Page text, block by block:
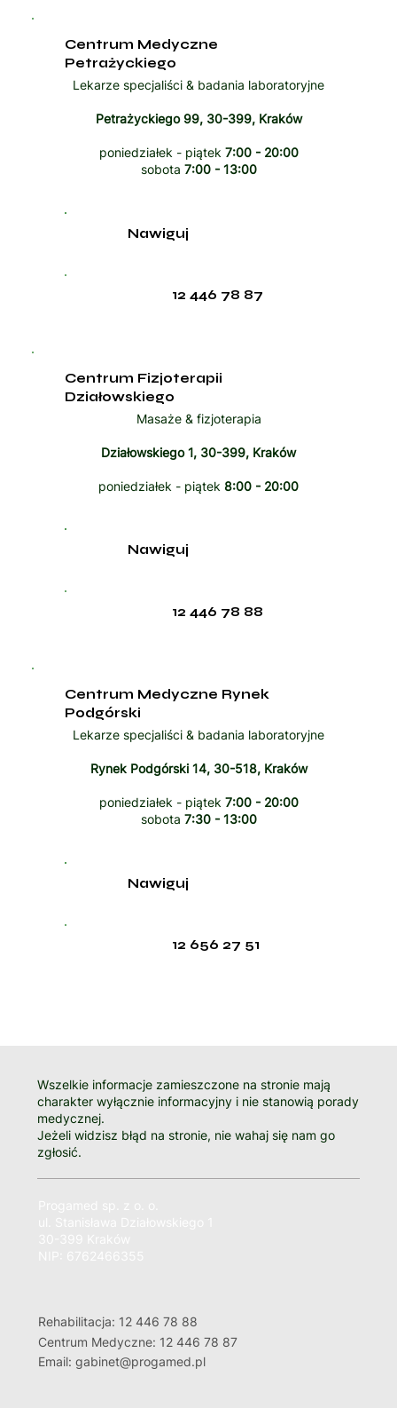
Centrum Medyczne
Petrażyckiego
Lekarze specjaliści & badania laboratoryjne
Petrażyckiego 99, 30-399, Kraków
poniedziałek - piątek 7:00 - 20:00
sobota 7:00 - 13:00
12 446 78 87
Nawiguj
Centrum Fizjoterapii
Działowskiego
Masaże & fizjoterapia
Działowskiego 1, 30-399, Kraków
poniedziałek - piątek 8:00 - 20:00
12 446 78 88
Nawiguj
Centrum Medyczne Rynek
Podgórski
Lekarze specjaliści & badania laboratoryjne
Rynek Podgórski 14, 30-518, Kraków
poniedziałek - piątek 7:00 - 20:00
sobota 7:30 - 13:00
12 656 27 51
Nawiguj
Wszelkie informacje zamieszczone na stronie mają
charakter wyłącznie informacyjny i nie stanowią porady
medycznej.
Jeżeli widzisz błąd na stronie, nie wahaj się nam go
zgłosić.
Rehabilitacja: 12 446 78 88
Centrum Medyczne: 12 446 78 87
Email: gabinet@progamed.pl